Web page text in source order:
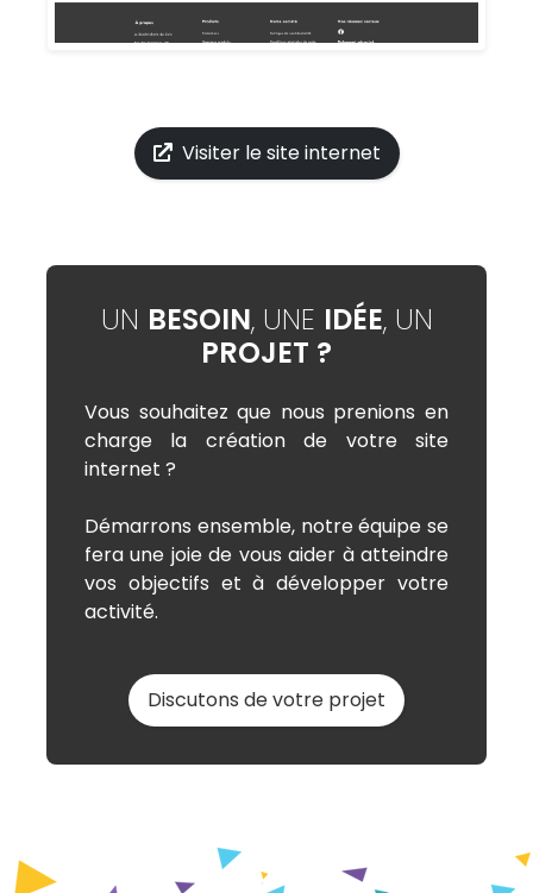
Visiter le site internet
UN BESOIN, UNE IDÉE, UN
PROJET ?
Vous souhaitez que nous prenions en
charge la création de votre site
internet ?
Démarrons ensemble, notre équipe se
fera une joie de vous aider à atteindre
vos objectifs et à développer votre
activité.
Discutons de votre projet